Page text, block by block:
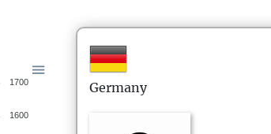
1700
1600
Germany